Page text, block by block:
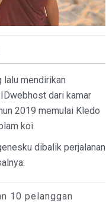
lalu mendirikan
dari kamar
2019 memulai Kledo
koi.
dibalik perjalanan
10 pelanggan